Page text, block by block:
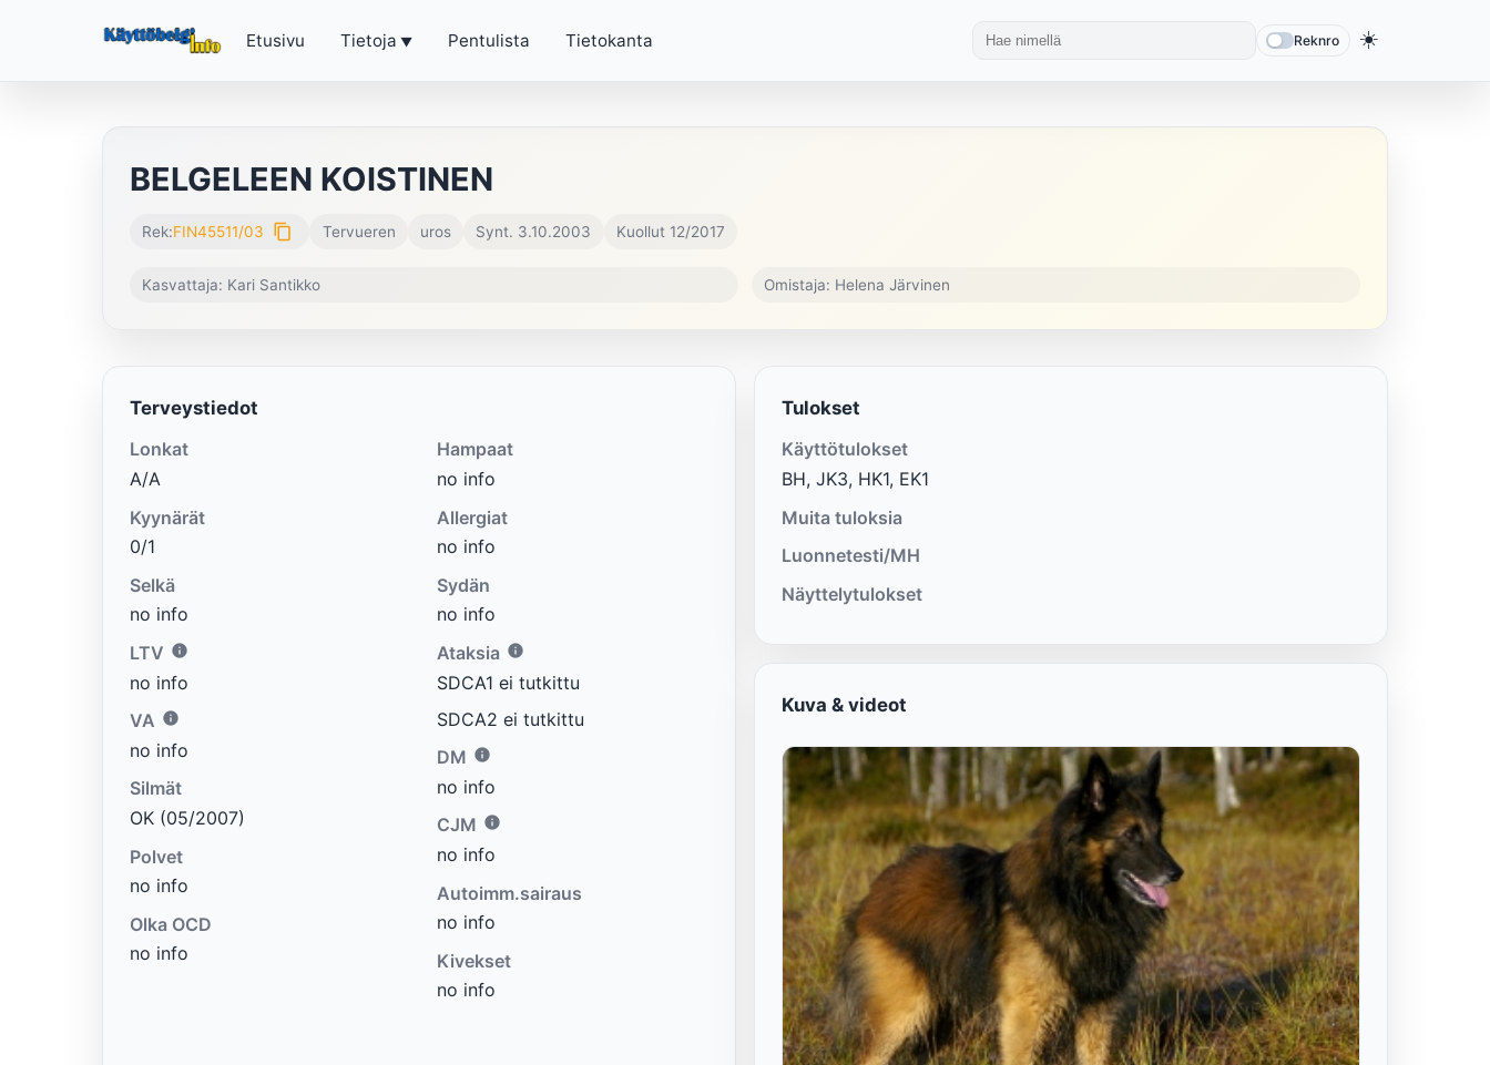
Etusivu Tietoja Pentulista Tietokanta Reknro ☀️
BELGELEEN KOISTINEN
Rek:FIN45511/03 content_copy Tervueren uros Synt. 3.10.2003 Kuollut 12/2017
Kasvattaja: Kari Santikko Omistaja: Helena Järvinen
Terveystiedot
Lonkat
A/A
Kyynärät
0/1
Selkä
no info
LTV
no info
VA
no info
Silmät
OK (05/2007)
Polvet
no info
Olka OCD
no info
Hampaat
no info
Allergiat
no info
Sydän
no info
Ataksia
SDCA1 ei tutkittu
SDCA2 ei tutkittu
DM
no info
CJM
no info
Autoimm.sairaus
no info
Kivekset
no info
Tulokset
Käyttötulokset
BH, JK3, HK1, EK1
Muita tuloksia
Luonnetesti/MH
Näyttelytulokset
Kuva & videot